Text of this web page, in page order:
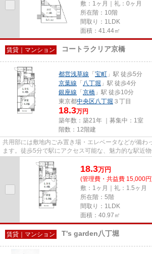
敷：1ヶ月｜礼：0ヶ月
所在階：10階
間取り：1LDK
面積：41.44㎡
賃貸｜マンション コートラクリア京橋
都営浅草線 「 宝町 」駅 徒歩5分
京葉線 「 八丁堀 」駅 徒歩4分
銀座線 「 京橋 」駅 徒歩10分
東京都中央区八丁堀 ３丁目
18.3万円
築年数：築21年 ｜募集中： 1室
階数：12階建
共用部には敷地内ごみ置き場・エレベータなどが備わ
ます。徒歩5分で駅にアクセス可能な、魅力的な駅近
18.3万円
(管理費・共益費 15,000
敷：1ヶ月｜礼：1.5ヶ月
所在階：5階
間取り：1LDK
面積：40.97㎡
賃貸｜マンション T's garden八丁堀